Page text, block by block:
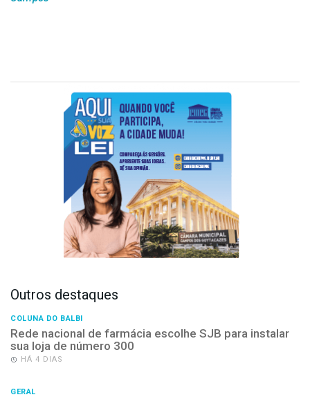
Outros destaques
COLUNA DO BALBI
Rede nacional de farmácia escolhe SJB para instalar
sua loja de número 300
HÁ 4 DIAS
GERAL